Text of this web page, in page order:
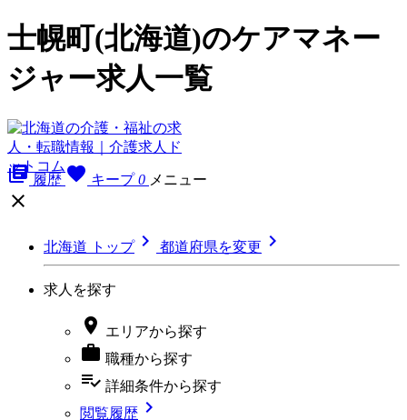
士幌町(北海道)のケアマネー
ジャー求人一覧
library_books 履歴 favorite キープ 0 メニュー

北海道 トップ 都道府県を変更 
求人を探す
 エリアから探す
 職種から探す
playlist_add_check 詳細条件から探す
閲覧履歴 